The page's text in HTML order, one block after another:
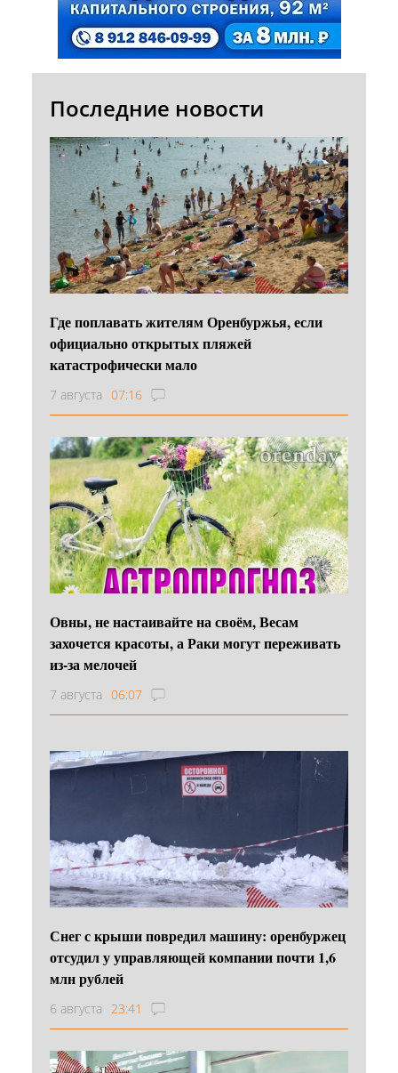
Последние новости
Где поплавать жителям Оренбуржья, если
официально открытых пляжей
катастрофически мало
7 августа 07:16
Овны, не настаивайте на своём, Весам
захочется красоты, а Раки могут переживать
из-за мелочей
7 августа 06:07
Снег с крыши повредил машину: оренбуржец
отсудил у управляющей компании почти 1,6
млн рублей
6 августа 23:41